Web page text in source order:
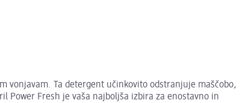
vonjavam. Ta detergent učinkovito odstranjuje maščobo,
Power Fresh je vaša najboljša izbira za enostavno in